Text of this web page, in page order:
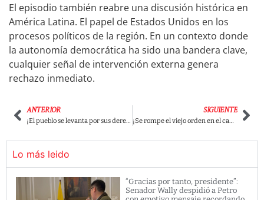
El episodio también reabre una discusión histórica en
América Latina. El papel de Estados Unidos en los
procesos políticos de la región. En un contexto donde
la autonomía democrática ha sido una bandera clave,
cualquier señal de intervención externa genera
rechazo inmediato.
ANTERIOR
¡El pueblo se levanta por sus derechos! Gustavo Petro convoca gran marcha el 1 de mayo para respaldar reformas y abrir el camino a una nueva constituyente que transforme Colombia
SIGUIENTE
¡Se rompe el viejo orden en el campo! Corte Constitucional impone nueva justicia agraria que promete destrabar conflictos de tierra y acelerar la reforma rural
Lo más leido
“Gracias por tanto, presidente”:
Senador Wally despidió a Petro